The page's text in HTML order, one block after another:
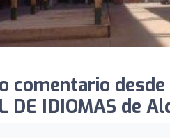
comentario desde
DE IDIOMAS de